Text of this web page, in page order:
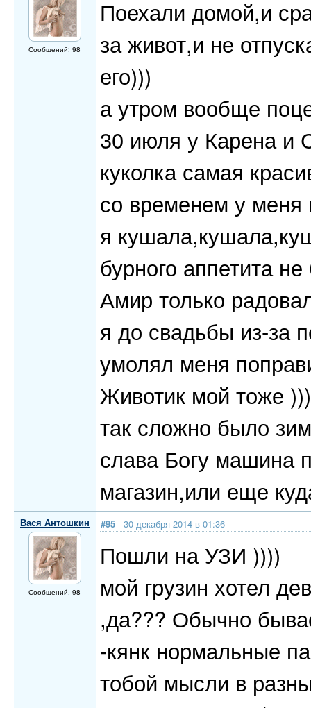
Сообщений: 98
Поехали домой,и
за живот,и не
его)))
а утром вообще
30 июля у Карена и
куколка самая
со временем у меня
я
бурного аппетита
Амир только
я до свадьбы из-за
умолял меня
Животик мой тоже
так сложно было
слава Богу машина
магазин,или еще
Вася Антошкин
Сообщений: 98
#95 - 30 декабря 2014 в 01:36
Пошли на УЗИ ))))
мой грузин хотел
,да??? Обычно
-кянк нормальные
тобой мысли в